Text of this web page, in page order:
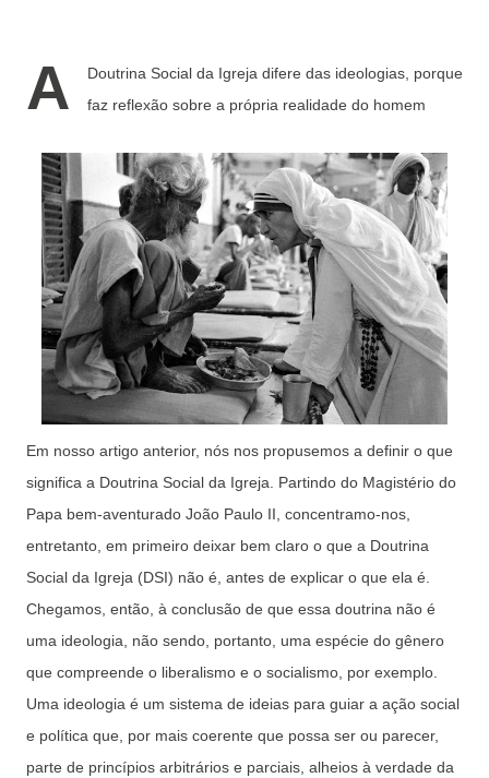
A
Doutrina Social da Igreja difere das ideologias, porque
faz reflexão sobre a própria realidade do homem
Em nosso artigo anterior, nós nos propusemos a definir o que
significa a Doutrina Social da Igreja. Partindo do Magistério do
Papa bem-aventurado João Paulo II, concentramo-nos,
entretanto, em primeiro deixar bem claro o que a Doutrina
Social da Igreja (DSI) não é, antes de explicar o que ela é.
Chegamos, então, à conclusão de que essa doutrina não é
uma ideologia, não sendo, portanto, uma espécie do gênero
que compreende o liberalismo e o socialismo, por exemplo.
Uma ideologia é um sistema de ideias para guiar a ação social
e política que, por mais coerente que possa ser ou parecer,
parte de princípios arbitrários e parciais, alheios à verdade da